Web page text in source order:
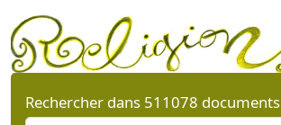
Rechercher dans 511078 documents